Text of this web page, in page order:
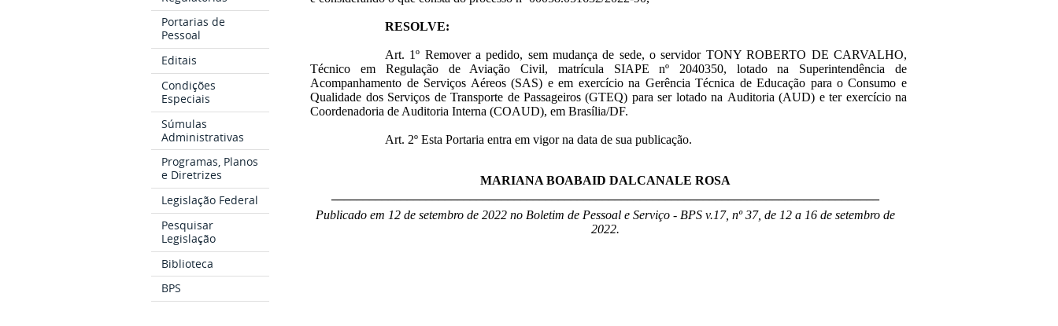
Portarias de
Pessoal
Editais
Condições
Especiais
Súmulas
Administrativas
Programas, Planos
e Diretrizes
Legislação Federal
Pesquisar
Legislação
Biblioteca
BPS
RESOLVE:
Art. 1º Remover a pedido, sem mudança de sede, o servidor TONY ROBERTO DE CARVALHO,
Técnico em Regulação de Aviação Civil, matrícula SIAPE nº 2040350, lotado na Superintendência de
Acompanhamento de Serviços Aéreos (SAS) e em exercício na Gerência Técnica de Educação para o Consumo e
Qualidade dos Serviços de Transporte de Passageiros (GTEQ) para ser lotado na Auditoria (AUD) e ter exercício na
Coordenadoria de Auditoria Interna (COAUD), em Brasília/DF.
Art. 2º Esta Portaria entra em vigor na data de sua publicação.
MARIANA BOABAID DALCANALE ROSA
Publicado em 12 de setembro de 2022 no Boletim de Pessoal e Serviço - BPS v.17, nº 37, de 12 a 16 de setembro de
2022.